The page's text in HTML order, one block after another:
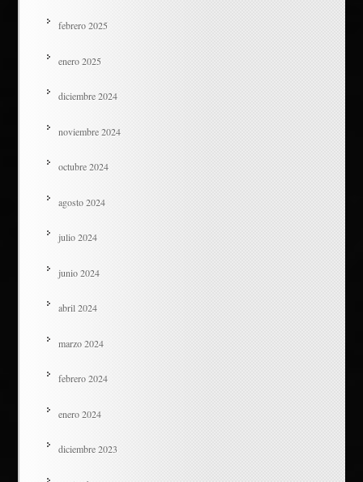
febrero 2025
enero 2025
diciembre 2024
noviembre 2024
octubre 2024
agosto 2024
julio 2024
junio 2024
abril 2024
marzo 2024
febrero 2024
enero 2024
diciembre 2023